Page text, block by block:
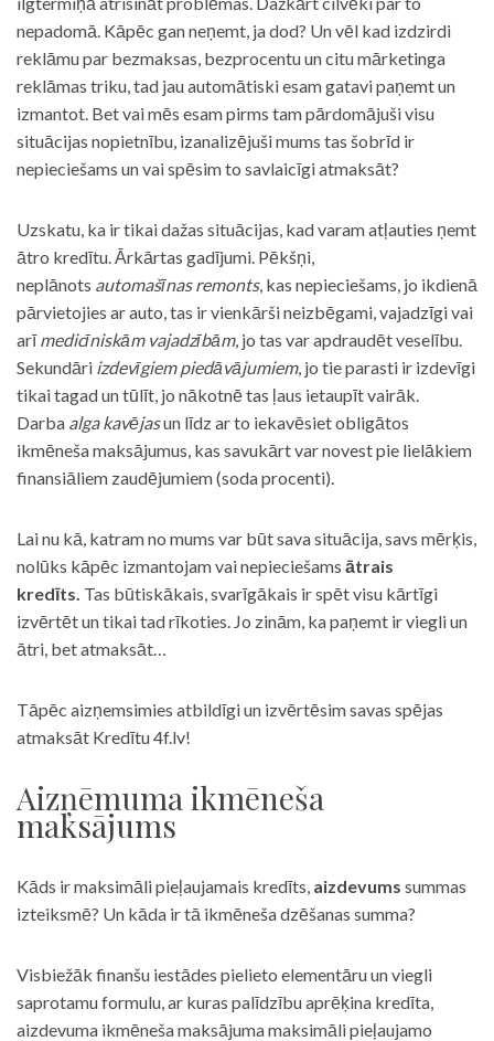
nepadomā. Kāpēc gan neņemt, ja dod? Un vēl kad izdzirdi
reklāmu par bezmaksas, bezprocentu un citu mārketinga
reklāmas triku, tad jau automātiski esam gatavi paņemt un
izmantot. Bet vai mēs esam pirms tam pārdomājuši visu
situācijas nopietnību, izanalizējuši mums tas šobrīd ir
nepieciešams un vai spēsim to savlaicīgi atmaksāt?
Uzskatu, ka ir tikai dažas situācijas, kad varam atļauties ņemt
ātro kredītu. Ārkārtas gadījumi. Pēkšņi,
neplānots automašīnas remonts, kas nepieciešams, jo ikdienā
pārvietojies ar auto, tas ir vienkārši neizbēgami, vajadzīgi vai
arīmedicīniskām vajadzībām, jo tas var apdraudēt veselību.
Sekundāri izdevīgiem piedāvājumiem, jo tie parasti ir izdevīgi
tikai tagad un tūlīt, jo nākotnē tas ļaus ietaupīt vairāk.
Darba alga kavējasun līdz ar to iekavēsiet obligātos
ikmēneša maksājumus, kas savukārt var novest pie lielākiem
finansiāliem zaudējumiem (soda procenti).
Lai nu kā, katram no mums var būt sava situācija, savs mērķis,
nolūks kāpēc izmantojam vai nepieciešams ātrais
kredīts. Tas būtiskākais, svarīgākais ir spēt visu kārtīgi
izvērtēt un tikai tad rīkoties. Jo zinām, ka paņemt ir viegli un
ātri, bet atmaksāt…
Tāpēc aizņemsimies atbildīgi un izvērtēsim savas spējas
atmaksāt Kredītu 4f.lv!
Aizņēmuma ikmēneša
maksājums
Kāds ir maksimāli pieļaujamais kredīts, aizdevums summas
izteiksmē? Un kāda ir tā ikmēneša dzēšanas summa?
Visbiežāk finanšu iestādes pielieto elementāru un viegli
saprotamu formulu, ar kuras palīdzību aprēķina kredīta,
aizdevuma ikmēneša maksājuma maksimāli pieļaujamo